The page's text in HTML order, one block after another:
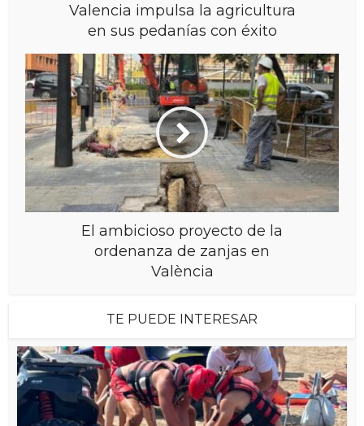
Valencia impulsa la agricultura
en sus pedanías con éxito
El ambicioso proyecto de la
ordenanza de zanjas en
València
TE PUEDE INTERESAR